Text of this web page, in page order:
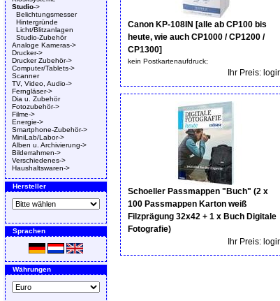
Studio->
Belichtungsmesser
Hintergründe
Licht/Blitzanlagen
Studio-Zubehör
Analoge Kameras->
Drucker->
Drucker Zubehör->
Computer/Tablets->
Scanner
TV, Video, Audio->
Ferngläser->
Dia u. Zubehör
Fotozubehör->
Filme->
Energie->
Smartphone-Zubehör->
MiniLab/Labor->
Alben u. Archivierung->
Bilderrahmen->
Verschiedenes->
Haushaltswaren->
Hersteller
Sprachen
Währungen
Canon KP-108IN [alle ab CP100 bis
heute, wie auch CP1000 / CP1200 /
CP1300]
kein Postkartenaufdruck;
Ihr Preis:
Schoeller Passmappen "Buch" (2 x
100 Passmappen Karton weiß
Filzprägung 32x42 + 1 x Buch Digitale
Fotografie)
Ihr Preis: